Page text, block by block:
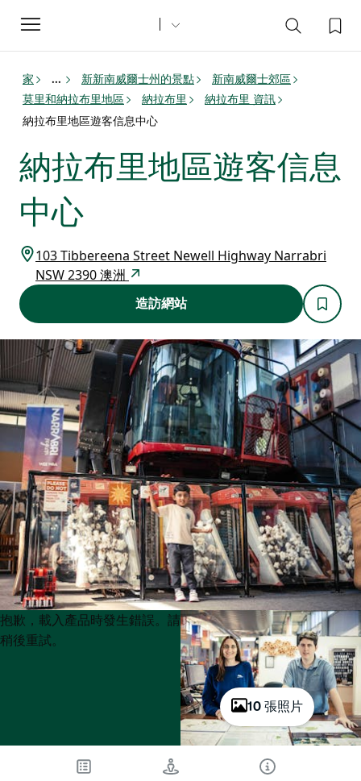
Toggle
navigation
家 ... 新新南威爾士州的景點
新南威爾士郊區
莫里和納拉布里地區
納拉布里
納拉布里 資訊
納拉布里地區遊客信息中心
納拉布里地區遊客信息
中心
103 Tibbereena Street Newell Highway Narrabri
NSW 2390 澳洲
造訪網站
10 張照片
Product
List
Product
List
抱歉，載入產品時發生錯誤。請
稍後重試。